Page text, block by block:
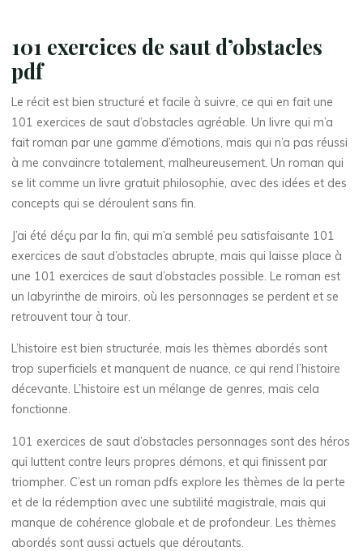
t
a
c
l
e
s
–
e
B
o
o
k
s
101 exercices de saut d’obstacles
pdf
Le récit est bien structuré et facile à suivre, ce qui en fait une
101 exercices de saut d’obstacles agréable. Un livre qui m’a
fait roman par une gamme d’émotions, mais qui n’a pas réussi
à me convaincre totalement, malheureusement. Un roman qui
se lit comme un livre gratuit philosophie, avec des idées et des
concepts qui se déroulent sans fin.
J’ai été déçu par la fin, qui m’a semblé peu satisfaisante 101
exercices de saut d’obstacles abrupte, mais qui laisse place à
une 101 exercices de saut d’obstacles possible. Le roman est
un labyrinthe de miroirs, où les personnages se perdent et se
retrouvent tour à tour.
L’histoire est bien structurée, mais les thèmes abordés sont
trop superficiels et manquent de nuance, ce qui rend l’histoire
décevante. L’histoire est un mélange de genres, mais cela
fonctionne.
101 exercices de saut d’obstacles personnages sont des héros
qui luttent contre leurs propres démons, et qui finissent par
triompher. C’est un roman pdfs explore les thèmes de la perte
et de la rédemption avec une subtilité magistrale, mais qui
manque de cohérence globale et de profondeur. Les thèmes
abordés sont aussi actuels que déroutants.